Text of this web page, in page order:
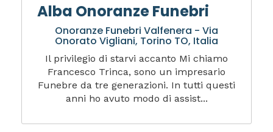
Alba Onoranze Funebri
Onoranze Funebri Valfenera - Via
Onorato Vigliani, Torino TO, Italia
Il privilegio di starvi accanto Mi chiamo
Francesco Trinca, sono un impresario
Funebre da tre generazioni. In tutti questi
anni ho avuto modo di assist...